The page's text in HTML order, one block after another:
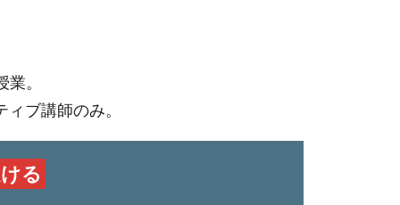
。
ブ講師のみ。
る